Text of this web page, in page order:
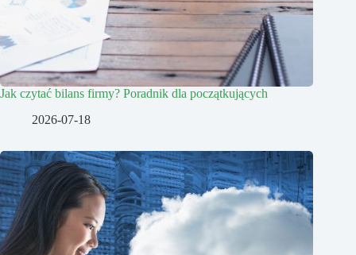
Jak czytać bilans firmy? Poradnik dla początkujących
2026-07-18